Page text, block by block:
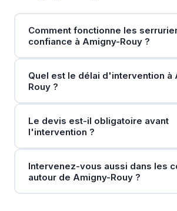
Comment fonctionne les
confiance à Amigny-Rouy ?
Quel est le délai d'intervention à
Rouy ?
Le devis est-il obligatoire avant
l'intervention ?
Intervenez-vous aussi dans les
autour de Amigny-Rouy ?